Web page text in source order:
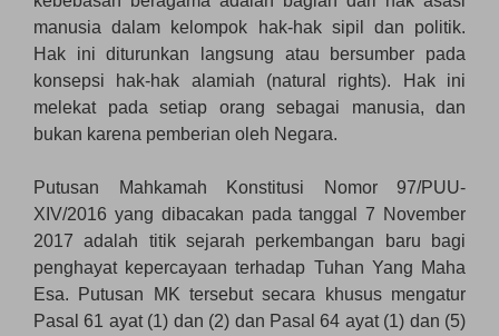
manusia dalam kelompok hak-hak sipil dan politik.
Hak ini diturunkan langsung atau bersumber pada
konsepsi hak-hak alamiah (natural rights). Hak ini
melekat pada setiap orang sebagai manusia, dan
bukan karena pemberian oleh Negara.
Putusan Mahkamah Konstitusi Nomor 97/PUU-
XIV/2016 yang dibacakan pada tanggal 7 November
2017 adalah titik sejarah perkembangan baru bagi
penghayat kepercayaan terhadap Tuhan Yang Maha
Esa. Putusan MK tersebut secara khusus mengatur
Pasal 61 ayat (1) dan (2) dan Pasal 64 ayat (1) dan (5)